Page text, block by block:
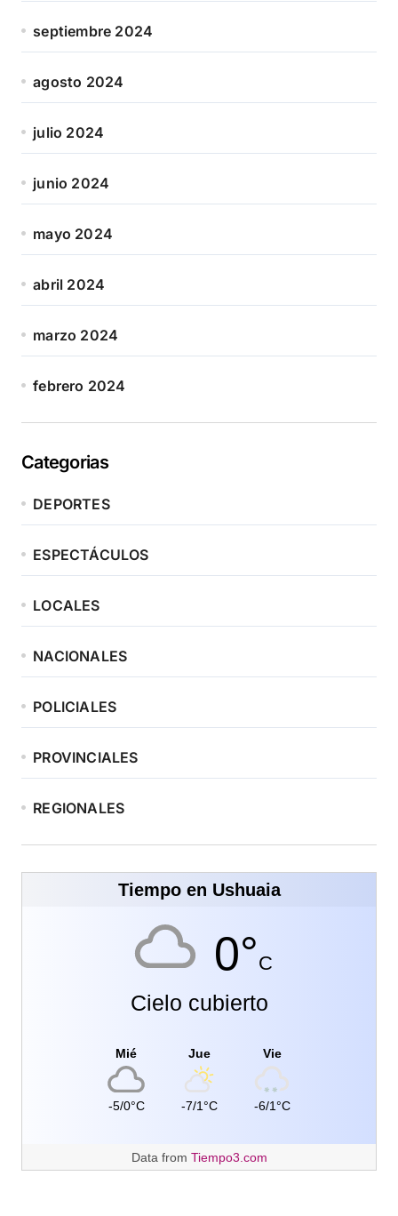
septiembre 2024
agosto 2024
julio 2024
junio 2024
mayo 2024
abril 2024
marzo 2024
febrero 2024
Categorias
DEPORTES
ESPECTÁCULOS
LOCALES
NACIONALES
POLICIALES
PROVINCIALES
REGIONALES
Tiempo en Ushuaia
0°C
Cielo cubierto
Mié
-5/0°C
Jue
-7/1°C
Vie
-6/1°C
Data from Tiempo3.com